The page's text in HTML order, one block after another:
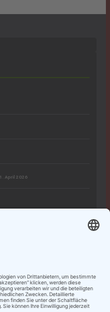
1. April 2026